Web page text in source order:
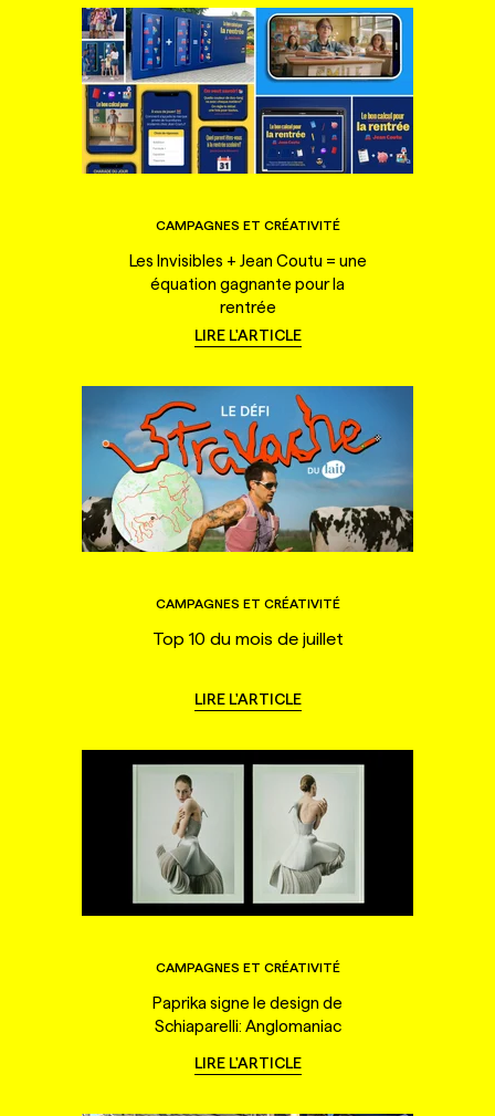
CAMPAGNES ET CRÉATIVITÉ
Les Invisibles + Jean Coutu = une
équation gagnante pour la
rentrée
LIRE L'ARTICLE
CAMPAGNES ET CRÉATIVITÉ
Top 10 du mois de juillet
LIRE L'ARTICLE
CAMPAGNES ET CRÉATIVITÉ
Paprika signe le design de
Schiaparelli: Anglomaniac
LIRE L'ARTICLE